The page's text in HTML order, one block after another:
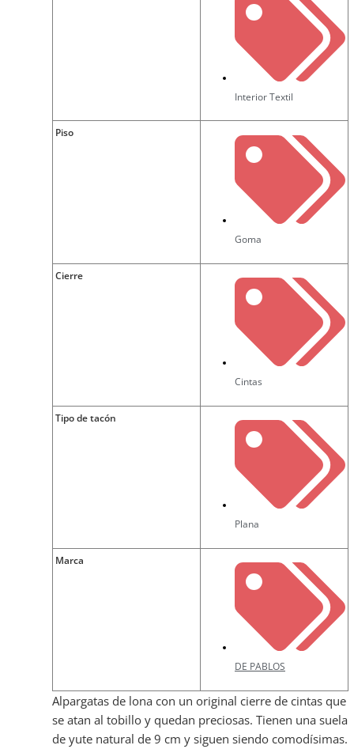
Interior Textil
Piso
Goma
Cierre
Cintas
Tipo de tacón
Plana
Marca
DE PABLOS
Alpargatas de lona con un original cierre de cintas que
se atan al tobillo y quedan preciosas. Tienen una suela
de yute natural de 9 cm y siguen siendo comodísimas.